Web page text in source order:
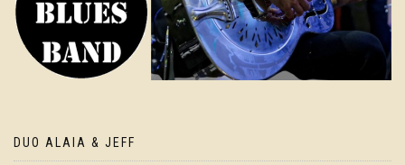
DUO ALAIA & JEFF